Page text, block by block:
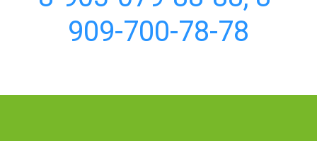
909-700-78-78